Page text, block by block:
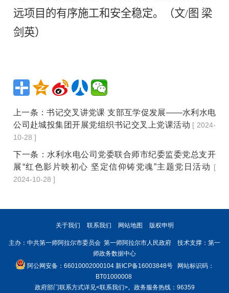
远项目的有序施工和安全稳定。（文/图 梁
剑英）
上一条：书记交叉讲党课 支部互学促发展——水利水电
公司赴城投集团开展党组织书记交叉上党课活动 [ 2024-
10-28 ]
下一条： 水利水电公司党委联合师市纪委监委党总支开
展“红色影片映初心 坚定信仰铸党魂”主题党日活动 [
2024-10-28 ]
关于我们 联系我们 网站地图 版权申明
主办：中共第一师阿拉尔市委员会 第一师阿拉尔市人民政府 技术支撑：第一
师政务数据中心
阿公网安备：66010002000104 新ICP备16003848号网站标识码：
BT01000008
政府部门联系方式详见<联系我们>。政务服务热线：96359